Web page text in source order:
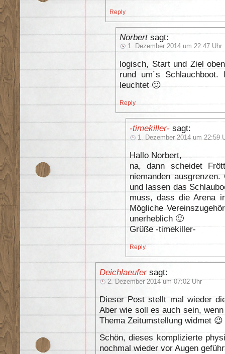
Reply
Norbert sagt:
1. Dezember 2014 um 22:47 Uhr
logisch, Start und Ziel
rund um´s
leuchtet 🙂
Reply
-timekiller- sagt:
1. Dezember 2014 um 22:59
Hallo Norbert,
na, dann scheidet
niemanden
und lassen das
muss, dass die Arena
Mögliche
unerheblich 🙂
Grüße -timekiller-
Reply
Deichlaeufer sagt:
2. Dezember 2014 um 07:02 Uhr
Dieser Post stellt mal wieder
Aber wie soll es auch sein,
Thema Zeitumstellung widmet 😉
Schön, dieses komplizierte
nochmal wieder vor Augen